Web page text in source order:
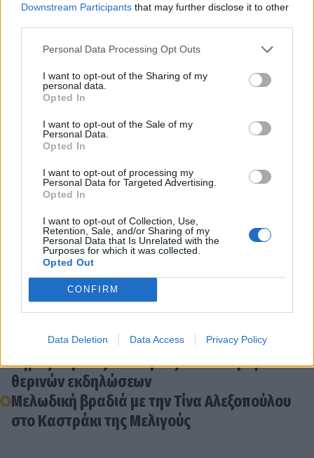
Downstream Participants that may further disclose it to other
Personal Data Processing Opt Outs
I want to opt-out of the Sharing of my
personal data.
Opted In
I want to opt-out of the Sale of my
Personal Data.
Opted In
I want to opt-out of processing my
Personal Data for Targeted Advertising.
Opted In
I want to opt-out of Collection, Use,
Retention, Sale, and/or Sharing of my
Personal Data that Is Unrelated with the
Purposes for which it was collected.
Opted Out
CONFIRM
Data Deletion Data Access Privacy Policy
Διάβασε σχετικά
του Κέντρου Κοινότητας τον μήνα Μάιο
Δήμος Βόρειας Κυνουρίας: Το πανόραμα των
θερινών εκδηλώσεων
Μελωδική βραδιά με την Τίνα Αλεξοπούλου
στο Καστράκι της Μελιγούς